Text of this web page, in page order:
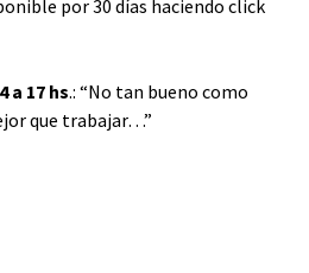
por 30 días haciendo click
a 17 hs.: “No tan bueno como
que trabajar…”